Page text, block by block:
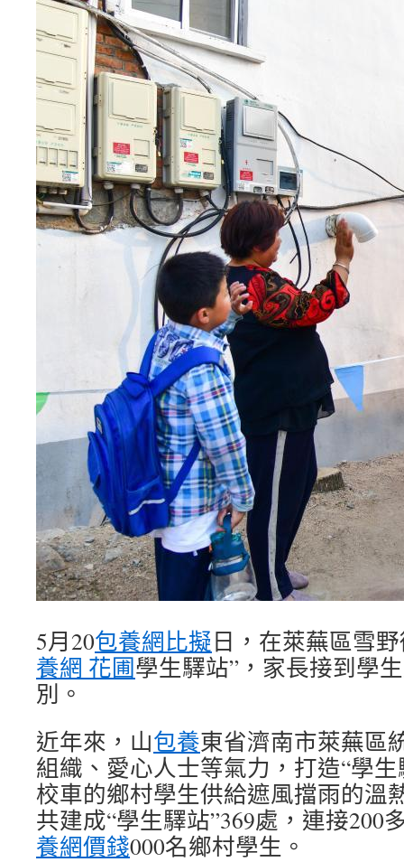
5月20包養網比擬日，在萊蕪區雪
養網 花圃學生驛站”，家長接到學
別。
近年來，山包養東省濟南市萊蕪區
組織、愛心人士等氣力，打造“學
校車的鄉村學生供給遮風擋雨的溫
共建成“學生驛站”369處，連接200
養網價錢000名鄉村學生。